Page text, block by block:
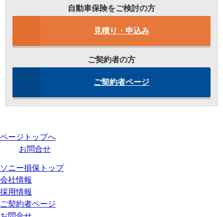
自動車保険をご検討の方
見積り・申込み
ご契約者の方
ご契約者ページ
ページトップへ
お問合せ
ソニー損保トップ
会社情報
採用情報
ご契約者ページ